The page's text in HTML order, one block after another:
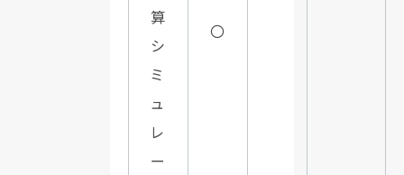
算
シ
ミ
ュ
レ
ー
〇